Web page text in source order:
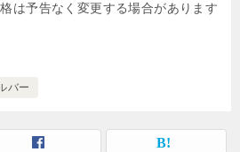
は予告なく変更する場合があります
バー